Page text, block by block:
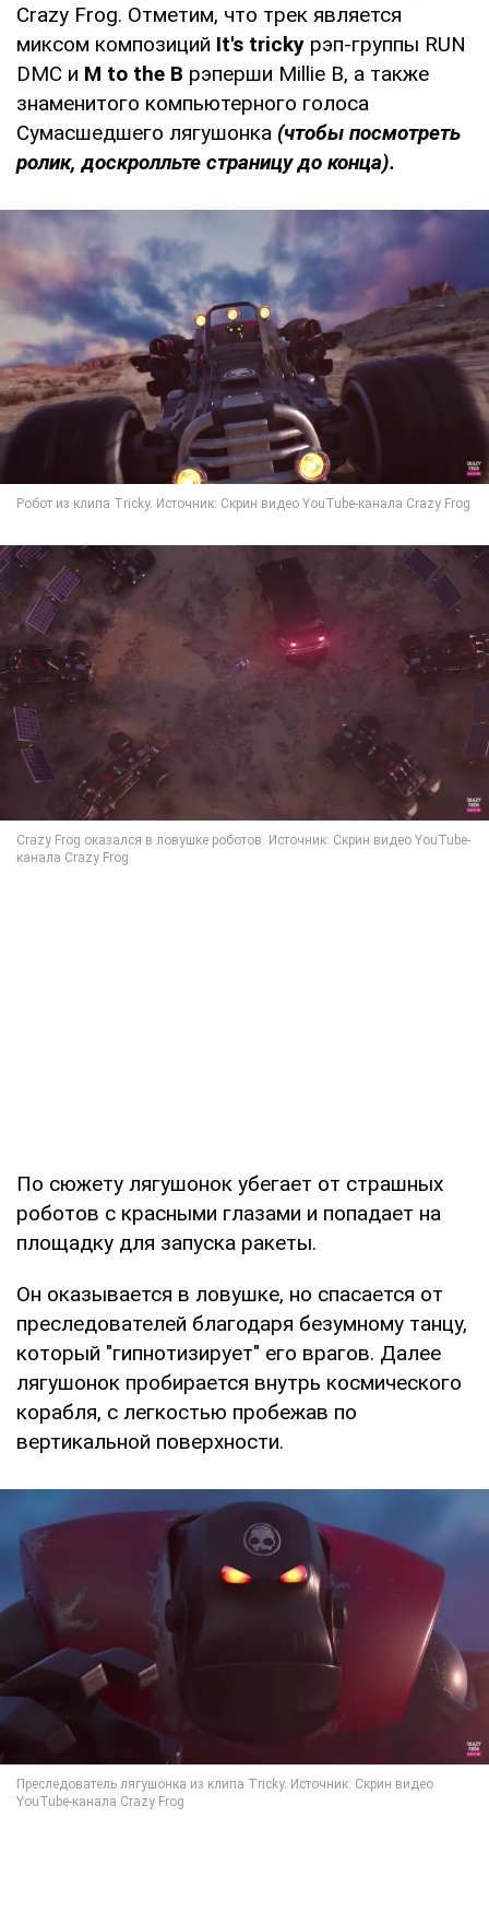
Crazy Frog. Отметим, что трек является
миксом композиций It's tricky рэп-группы RUN
DMC и M to the B рэперши Millie B, а также
знаменитого компьютерного голоса
Сумасшедшего лягушонка (чтобы посмотреть
ролик, доскролльте страницу до конца).
По сюжету лягушонок убегает от страшных
роботов с красными глазами и попадает на
площадку для запуска ракеты.
Он оказывается в ловушке, но спасается от
преследователей благодаря безумному танцу,
который "гипнотизирует" его врагов. Далее
лягушонок пробирается внутрь космического
корабля, с легкостью пробежав по
вертикальной поверхности.